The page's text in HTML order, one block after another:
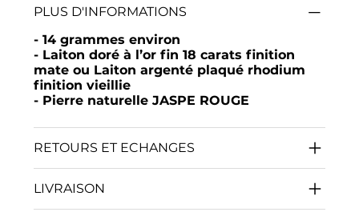
PLUS D'INFORMATIONS
- 14 grammes environ
- Laiton doré à l’or fin 18 carats finition
mate ou Laiton argenté plaqué rhodium
finition vieillie
- Pierre naturelle JASPE ROUGE
RETOURS ET ECHANGES
LIVRAISON